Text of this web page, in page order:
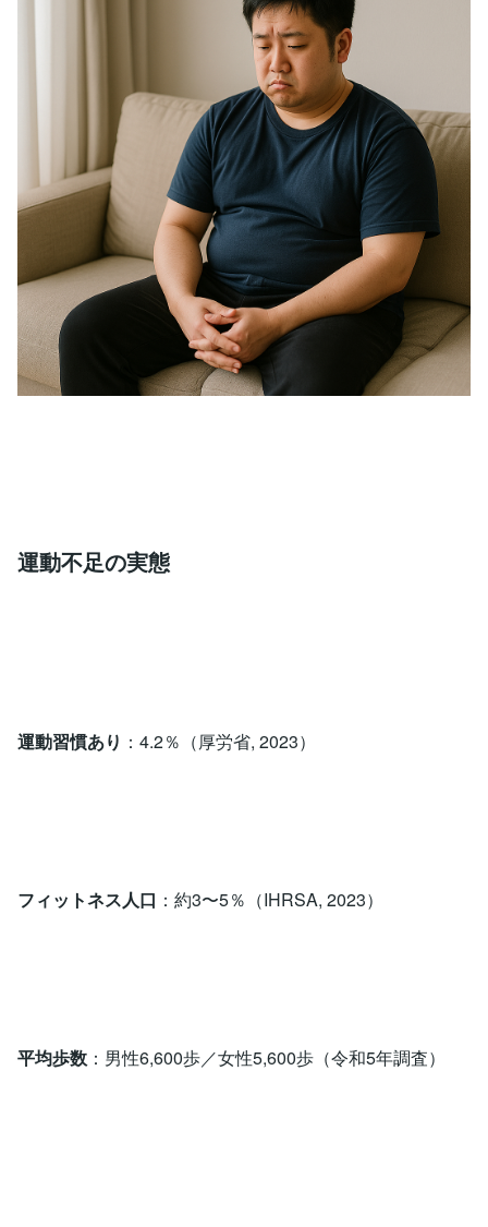
運動不足の実態
運動習慣あり ：4.2％（厚労省, 2023）
フィットネス人口 ：約3〜5％（IHRSA, 2023）
平均歩数 ：男性6,600歩／女性5,600歩（令和5年調査）